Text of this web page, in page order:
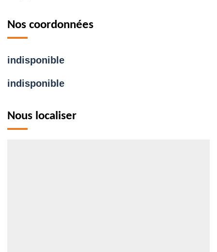
Nos coordonnées
indisponible
indisponible
Nous localiser